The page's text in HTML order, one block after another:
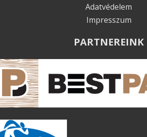
Adatvédelem
Impresszum
PARTNEREINK